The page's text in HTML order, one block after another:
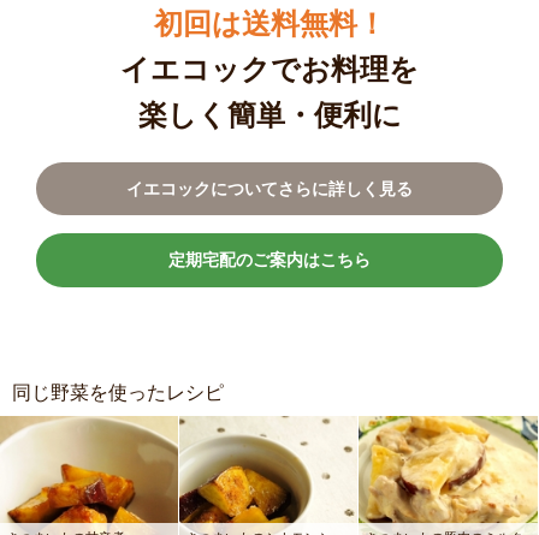
初回は送料無料！
イエコックでお料理を
楽しく簡単・便利に
イエコックについてさらに詳しく見る
定期宅配のご案内はこちら
同じ野菜を使ったレシピ